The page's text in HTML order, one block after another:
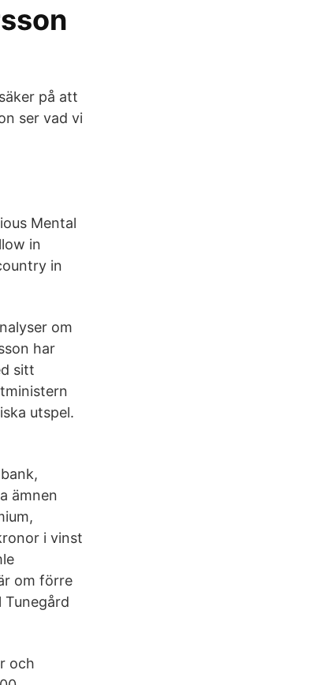
på att
ser vad vi
Mental
in
in
om
har
sitt
utspel.
ämnen
i vinst
om förre
Tunegård
och